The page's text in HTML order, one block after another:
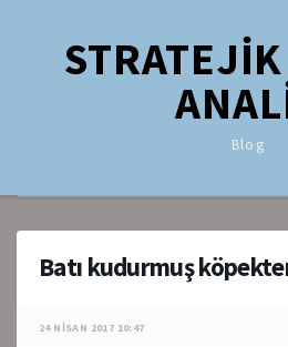
Blog
Batı kudurmuş
24 NISAN 2017 10:47